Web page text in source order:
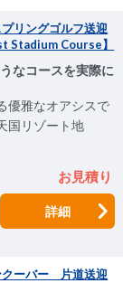
リングゴルフ送迎
Stadium Course】
なコースを実際に
優雅なオアシスで
国リゾート地
お見積り
詳細
クーバー 片道送迎